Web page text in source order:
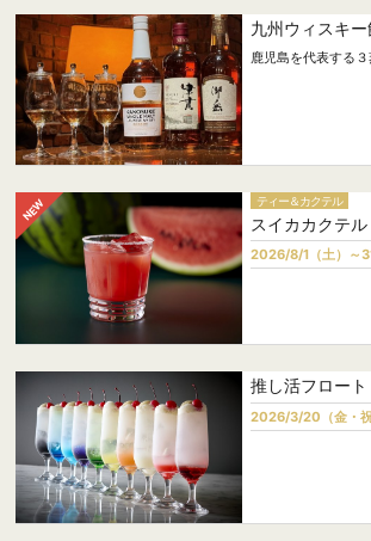
九州ウィスキ
鹿児島を代表する
ティー＆カクテル
スイカカクテル
2026/8/1（土）～
推し活フロート
2026/3/20（金・